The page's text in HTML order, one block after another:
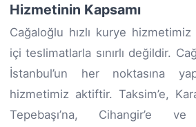
Hizmetinin Kapsamı
Cağaloğlu hızlı kurye hizmetimiz
içi teslimatlarla sınırlı değildir.
İstanbul’un her noktasına
hizmetimiz aktiftir. Taksim’e,
Tepebaşı’na, Cihangir’e